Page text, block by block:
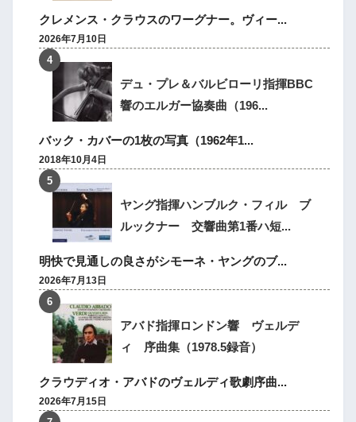
クレメンス・クラウスのワーグナー。ヴィー...
2026年7月10日
デュ・プレ＆バルビローリ指揮BBC
響のエルガー協奏曲（196...
バック・カバーの1枚の写真（1962年1...
2018年10月4日
ヤング指揮ハンブルク・フィル ブ
ルックナー 交響曲第1番ハ短...
明快で見通しの良さがシモーネ・ヤングのブ...
2026年7月13日
アバド指揮ロンドン響 ヴェルデ
ィ 序曲集（1978.5録音）
クラウディオ・アバドのヴェルディ歌劇序曲...
2026年7月15日